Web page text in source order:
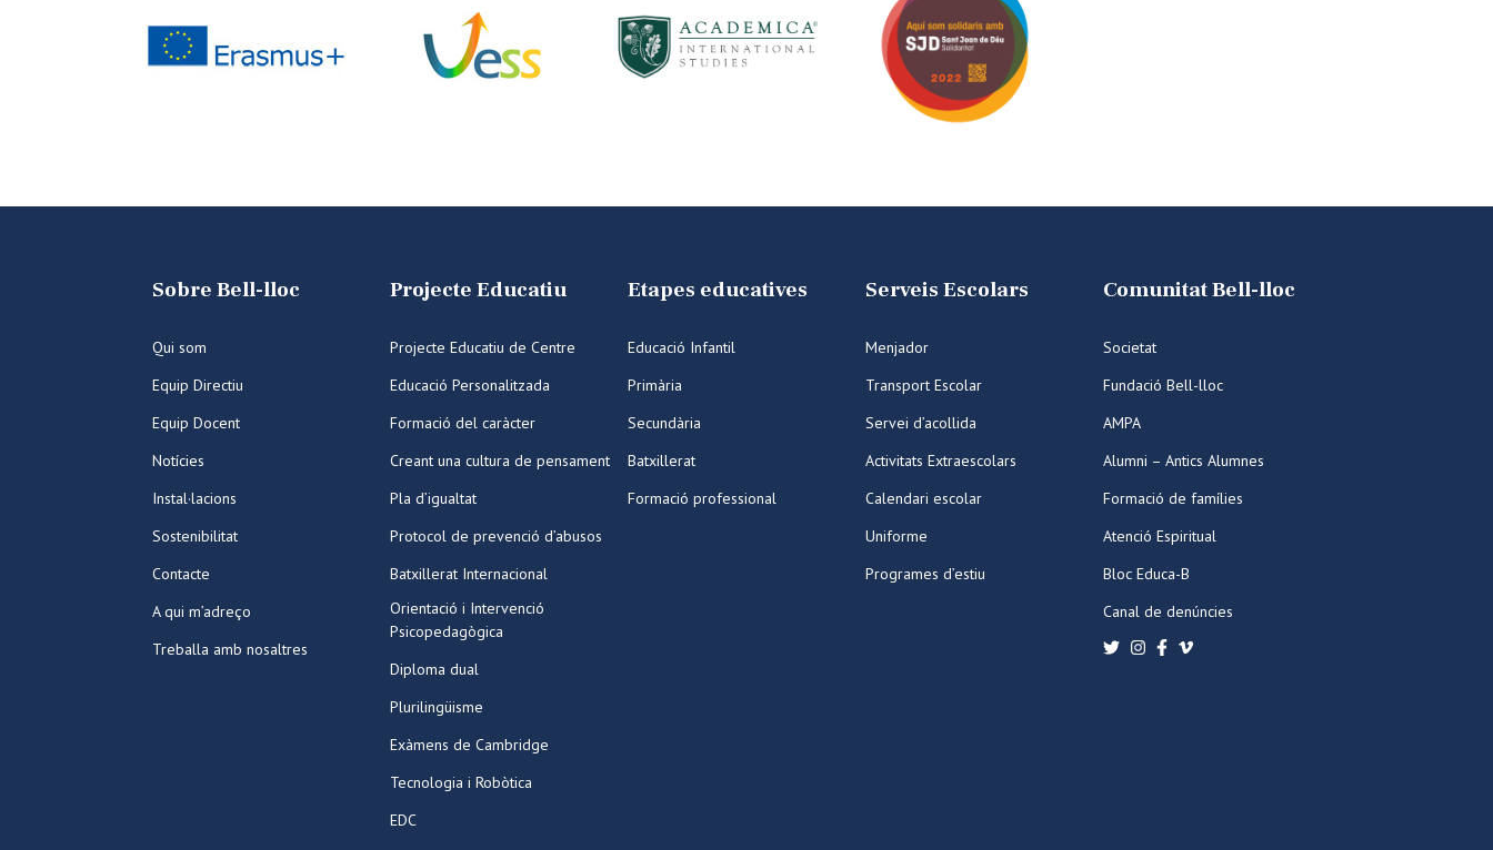
Sobre Bell-lloc
Qui som
Equip Directiu
Equip Docent
Notícies
Instal·lacions
Sostenibilitat
Contacte
A qui m’adreço
Treballa amb nosaltres
Projecte Educatiu
Projecte Educatiu de Centre
Educació Personalitzada
Formació del caràcter
Creant una cultura de pensament
Pla d’igualtat
Protocol de prevenció d’abusos
Batxillerat Internacional
Orientació i Intervenció
Psicopedagògica
Diploma dual
Plurilingüisme
Exàmens de Cambridge
Tecnologia i Robòtica
EDC
Etapes educatives
Educació Infantil
Primària
Secundària
Batxillerat
Formació professional
Serveis Escolars
Menjador
Transport Escolar
Servei d’acollida
Activitats Extraescolars
Calendari escolar
Uniforme
Programes d’estiu
Comunitat Bell-lloc
Societat
Fundació Bell-lloc
AMPA
Alumni – Antics Alumnes
Formació de famílies
Atenció Espiritual
Bloc Educa-B
Canal de denúncies